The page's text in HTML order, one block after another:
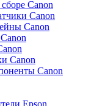
Canon
Canon
Canon
Canon
Canon
Epson